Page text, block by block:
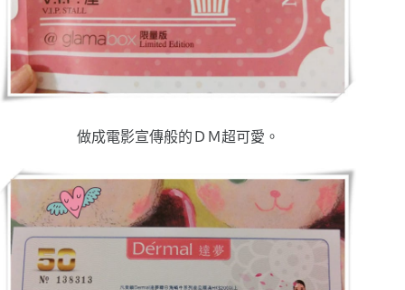
做成電影宣傳般的ＤＭ超可愛。